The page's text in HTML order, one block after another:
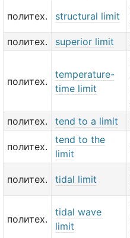
политех. structural limit
политех.
superior limit
политех.
temperature-
time limit
политех.
tend to a limit
политех.
tend to the
limit
политех. tidal limit
политех.
tidal wave
limit